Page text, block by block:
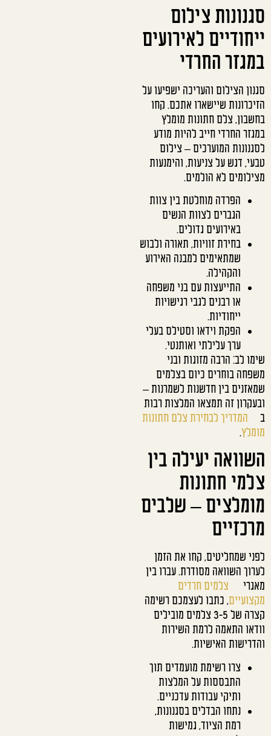
סגנונות צילום
ייחודיים לאירועים
במגזר החרדי
סגנון הצילום והעריכה ישפיעו על
הזיכרונות שיישארו אתכם. קחו
בחשבון, צלם חתונות מומלץ
במגזר החרדי חייב להיות מודע
לסגנונות המוערכים – צילום
טבעי, דגש על צניעות, והימנעות
מצילומים לא הולמים.
הפרדה מוחלטת בין צוות
הגברים לצוות הנשים
באירועים גדולים.
בחירת זוויות, תאורה ולבוש
שמתאימים למבנה האירוע
והקהילה.
התייעצות עם בני משפחה
או רבנים לגבי רגישויות
ייחודיות.
הפקת וידאו וסטילס בעלי
ערך עלילתי ואותנטי.
שימו לב: הרבה מזוגות ובני
משפחה בוחרים כיום בצלמים
שמאזנים בין חדשנות לשמרנות –
ובעקרון זה תמצאו המלצות רבות
ב
המדריך לבחירת צלם חתונות
מומלץ.
השוואה יעילה בין
צלמי חתונות
מומלצים – שלבים
מרכזיים
לפני שמחליטים, קחו את הזמן
לערוך השוואה מסודרת. עברו בין
מאגרי
צלמים חרדים
מקצועיים, כתבו לעצמכם רשימה
קצרה של 3-5 צלמים מובילים
וודאו התאמה לרמת השירות
והדרישות האישיות.
צרו רשימת מועמדים תוך
התבססות על המלצות
ותיקי עבודות עדכניים.
נתחו הבדלים בסגנונות,
רמת הציוד, גמישות